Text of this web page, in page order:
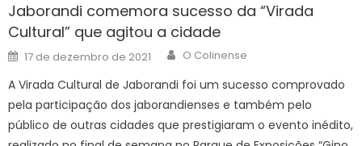
Jaborandi comemora sucesso da “Virada
Cultural” que agitou a cidade
Posted
on
17 de dezembro de 2021 Author
O Colinense
A Virada Cultural de Jaborandi foi um sucesso comprovado
pela participação dos jaborandienses e também pelo
público de outras cidades que prestigiaram o evento inédito,